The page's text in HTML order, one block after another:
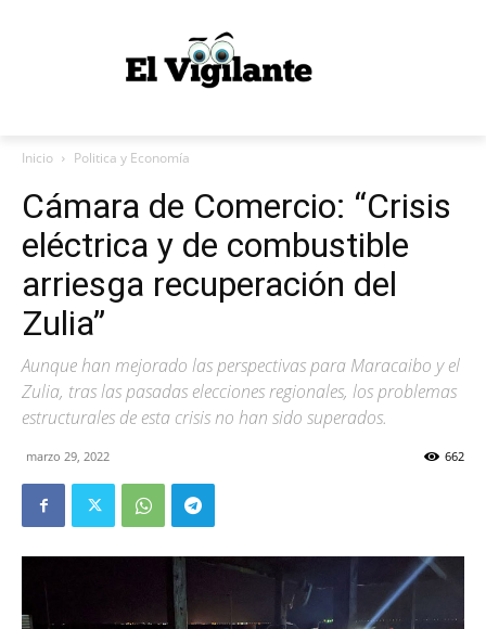
Inicio Politica y Economía
Cámara de Comercio: “Crisis
eléctrica y de combustible
arriesga recuperación del
Zulia”
Aunque han mejorado las perspectivas para Maracaibo y el
Zulia, tras las pasadas elecciones regionales, los problemas
estructurales de esta crisis no han sido superados.
marzo 29, 2022 662